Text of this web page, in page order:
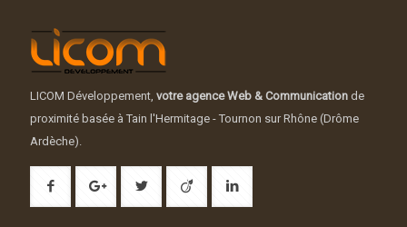
LICOM Développement, votre agence Web & Communication de
proximité basée à Tain l'Hermitage - Tournon sur Rhône (Drôme
Ardèche).